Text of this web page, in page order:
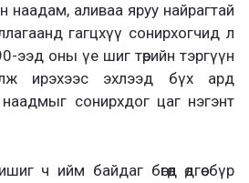
наадам, аливаа яруу найрагтай
гагцхүү сонирхогчид л
ээд оны үе шиг төрийн тэргүүн
ирэхээс эхлээд бүх ард
сонирхдог цаг нэгэнт
ч ийм байдаг бөгөөд өдгөө бүр